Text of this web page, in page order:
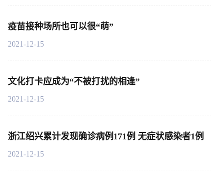
疫苗接种场所也可以很“萌”
2021-12-15
文化打卡应成为“不被打扰的相逢”
2021-12-15
浙江绍兴累计发现确诊病例171例 无症状感染者1例
2021-12-15